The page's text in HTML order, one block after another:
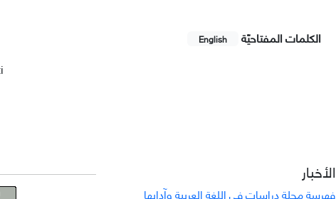
الکلمات المفتاحيّة English
الأخبار
فهرسة مجلة دراسات في اللغة العربية وآدابها